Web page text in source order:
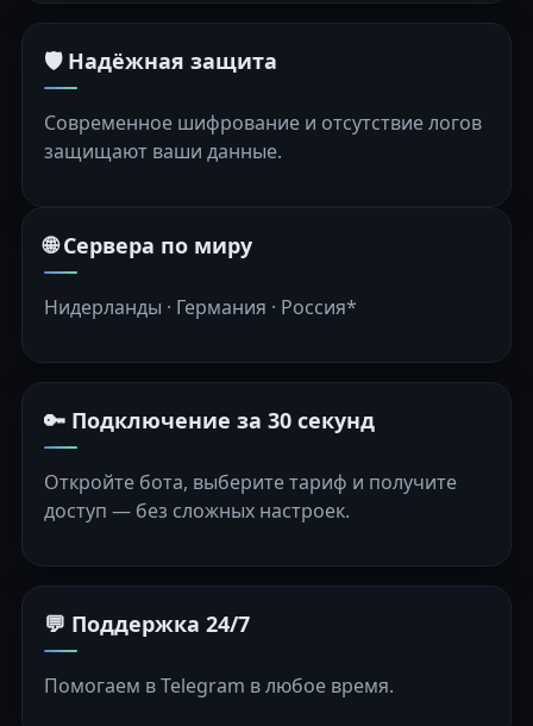
🛡️ Надёжная защита
Современное шифрование и отсутствие логов
защищают ваши данные.
🌐 Сервера по миру
Нидерланды · Германия · Россия*
🔑 Подключение за 30 секунд
Откройте бота, выберите тариф и получите
доступ — без сложных настроек.
💬 Поддержка 24/7
Помогаем в Telegram в любое время.